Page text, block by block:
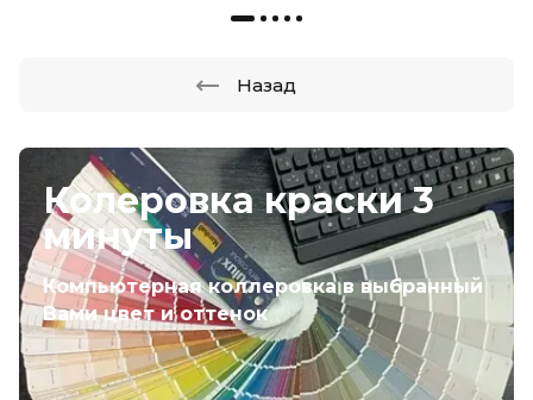
Колеровка краски 3
минуты
Компьютерная коллеровка в выбранный
Вами цвет и оттенок
Назад